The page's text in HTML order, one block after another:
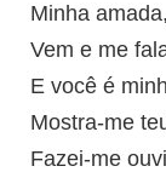
Minha
Vem e me
E você é
Mostra-me
Fazei-me